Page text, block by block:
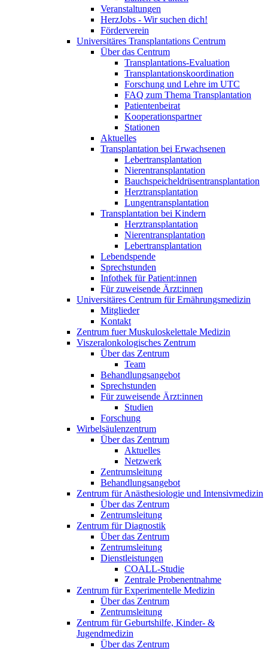
Veranstaltungen
HerzJobs - Wir suchen dich!
Förderverein
Universitäres Transplantations Centrum
Über das Centrum
Transplantations-Evaluation
Transplantationskoordination
Forschung und Lehre im UTC
FAQ zum Thema Transplantation
Patientenbeirat
Kooperationspartner
Stationen
Aktuelles
Transplantation bei Erwachsenen
Lebertransplantation
Nierentransplantation
Bauchspeicheldrüsentransplantation
Herztransplantation
Lungentransplantation
Transplantation bei Kindern
Herztransplantation
Nierentransplantation
Lebertransplantation
Lebendspende
Sprechstunden
Infothek für Patient:innen
Für zuweisende Ärzt:innen
Universitäres Centrum für Ernährungsmedizin
Mitglieder
Kontakt
Zentrum fuer Muskuloskelettale Medizin
Viszeral­onkologisches Zentrum
Über das Zentrum
Team
Behandlungsangebot
Sprechstunden
Für zuweisende Ärzt:innen
Studien
Forschung
Wirbelsäulenzentrum
Über das Zentrum
Aktuelles
Netzwerk
Zentrumsleitung
Behandlungsangebot
Zentrum für Anästhesiologie und Intensivmedizin
Über das Zentrum
Zentrumsleitung
Zentrum für Diagnostik
Über das Zentrum
Zentrumsleitung
Dienstleistungen
COALL-Studie
Zentrale Probenentnahme
Zentrum für Experimentelle Medizin
Über das Zentrum
Zentrumsleitung
Zentrum für Geburtshilfe, Kinder- &
Jugendmedizin
Über das Zentrum